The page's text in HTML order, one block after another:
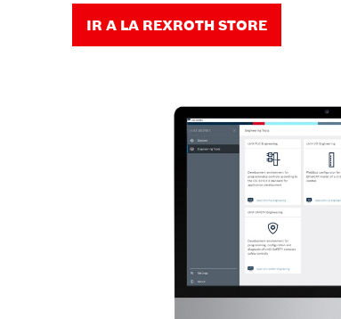
IR A LA REXROTH STORE